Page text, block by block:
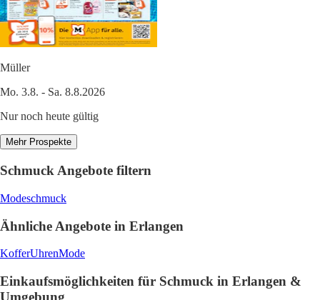
Müller
Mo. 3.8. - Sa. 8.8.2026
Nur noch heute gültig
Mehr Prospekte
Schmuck Angebote filtern
Modeschmuck
Ähnliche Angebote in Erlangen
KofferUhrenMode
Einkaufsmöglichkeiten für Schmuck in Erlangen &
Umgebung